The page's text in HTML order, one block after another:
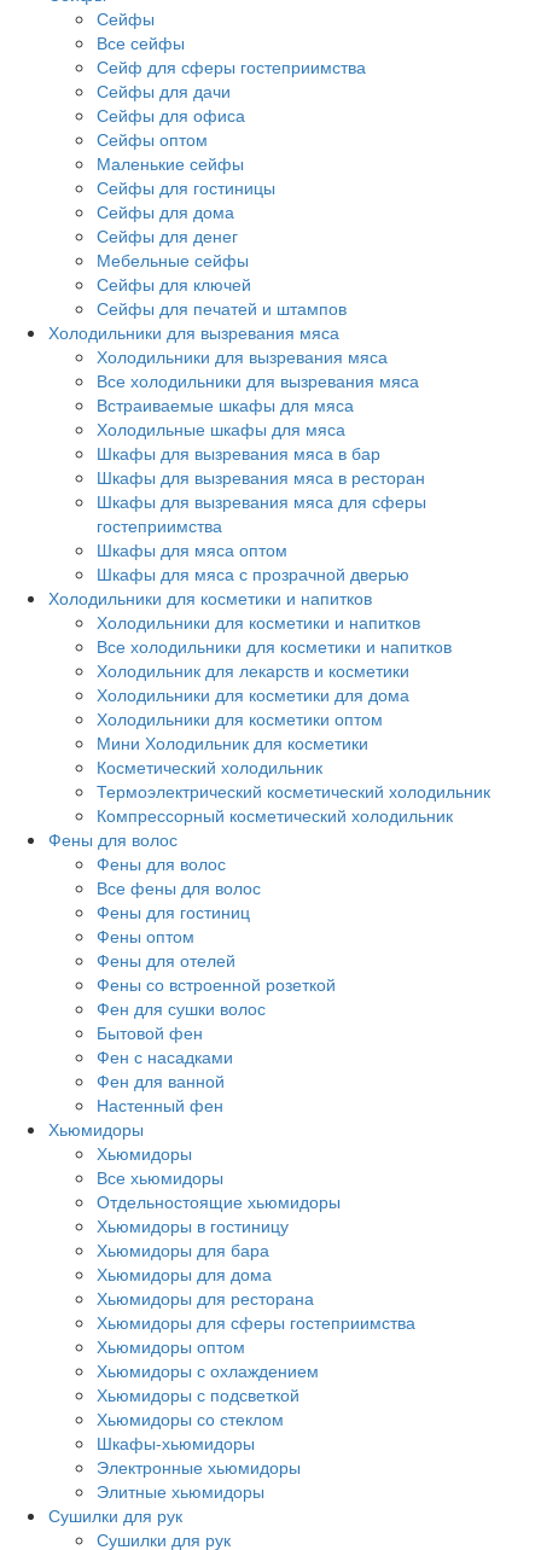
Сейфы
Все сейфы
Сейф для сферы гостеприимства
Сейфы для дачи
Сейфы для офиса
Сейфы оптом
Маленькие сейфы
Сейфы для гостиницы
Сейфы для дома
Сейфы для денег
Мебельные сейфы
Сейфы для ключей
Сейфы для печатей и штампов
Холодильники для вызревания мяса
Холодильники для вызревания мяса
Все холодильники для вызревания мяса
Встраиваемые шкафы для мяса
Холодильные шкафы для мяса
Шкафы для вызревания мяса в бар
Шкафы для вызревания мяса в ресторан
Шкафы для вызревания мяса для сферы
гостеприимства
Шкафы для мяса оптом
Шкафы для мяса с прозрачной дверью
Холодильники для косметики и напитков
Холодильники для косметики и напитков
Все холодильники для косметики и напитков
Холодильник для лекарств и косметики
Холодильники для косметики для дома
Холодильники для косметики оптом
Мини Холодильник для косметики
Косметический холодильник
Термоэлектрический косметический холодильник
Компрессорный косметический холодильник
Фены для волос
Фены для волос
Все фены для волос
Фены для гостиниц
Фены оптом
Фены для отелей
Фены со встроенной розеткой
Фен для сушки волос
Бытовой фен
Фен с насадками
Фен для ванной
Настенный фен
Хьюмидоры
Хьюмидоры
Все хьюмидоры
Отдельностоящие хьюмидоры
Хьюмидоры в гостиницу
Хьюмидоры для бара
Хьюмидоры для дома
Хьюмидоры для ресторана
Хьюмидоры для сферы гостеприимства
Хьюмидоры оптом
Хьюмидоры с охлаждением
Хьюмидоры с подсветкой
Хьюмидоры со стеклом
Шкафы-хьюмидоры
Электронные хьюмидоры
Элитные хьюмидоры
Сушилки для рук
Сушилки для рук